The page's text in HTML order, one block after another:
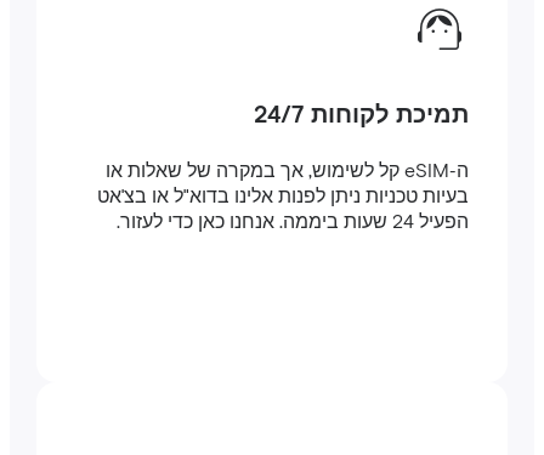
תמיכת לקוחות 24/7
ה-eSIM קל לשימוש, אך במקרה של שאלות או
בעיות טכניות ניתן לפנות אלינו בדוא"ל או בצ'אט
הפעיל 24 שעות ביממה. אנחנו כאן כדי לעזור.